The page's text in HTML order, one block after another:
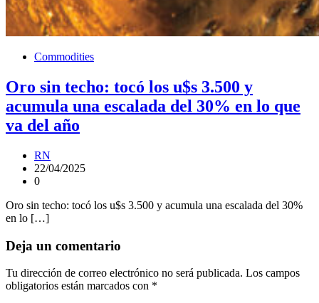
Commodities
Oro sin techo: tocó los u$s 3.500 y
acumula una escalada del 30% en lo que
va del año
RN
22/04/2025
0
Oro sin techo: tocó los u$s 3.500 y acumula una escalada del 30%
en lo […]
Deja un comentario
Tu dirección de correo electrónico no será publicada. Los campos
obligatorios están marcados con *